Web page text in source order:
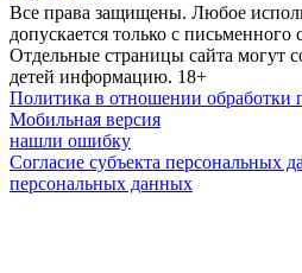
Все права защищены. Любое
допускается только с письменного
Отдельные страницы сайта могут
детей информацию. 18+
Политика в отношении обработки
Мобильная версия
нашли ошибку
Согласие субъекта персональных
персональных данных